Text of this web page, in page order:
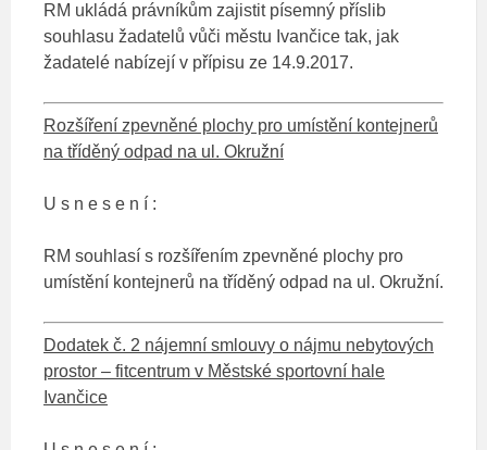
RM ukládá právníkům zajistit písemný příslib
souhlasu žadatelů vůči městu Ivančice tak, jak
žadatelé nabízejí v přípisu ze 14.9.2017.
Rozšíření zpevněné plochy pro umístění kontejnerů
na tříděný odpad na ul. Okružní
U s n e s e n í :
RM souhlasí s rozšířením zpevněné plochy pro
umístění kontejnerů na tříděný odpad na ul. Okružní.
Dodatek č. 2 nájemní smlouvy o nájmu nebytových
prostor – fitcentrum v Městské sportovní hale
Ivančice